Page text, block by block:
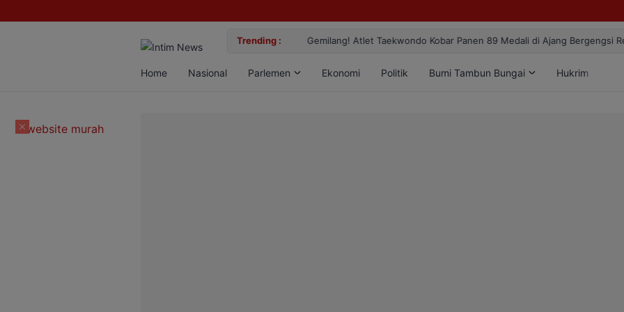
Trending : Gemilang! Atlet Taekwondo Kobar Panen 89 Medali di Ajang Bergengsi
Home Nasional Parlemen Ekonomi Politik Bumi Tambun Bungai Hukrim